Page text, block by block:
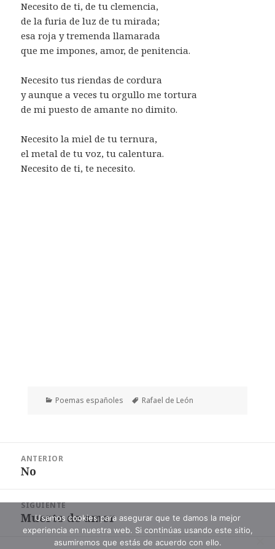
Necesito de ti, de tu clemencia,
de la furia de luz de tu mirada;
esa roja y tremenda llamarada
que me impones, amor, de penitencia.
Necesito tus riendas de cordura
y aunque a veces tu orgullo me tortura
de mi puesto de amante no dimito.
Necesito la miel de tu ternura,
el metal de tu voz, tu calentura.
Necesito de ti, te necesito.
Categorías
Poemas españoles Etiquetas
Rafael de León
entradas
ANTERIOR
Entrada
No
SIGUIENTE
Entrada
siguiente:
Muerto de amor
Usamos cookies para asegurar que te damos la mejor
experiencia en nuestra web. Si continúas usando este sitio,
asumiremos que estás de acuerdo con ello.